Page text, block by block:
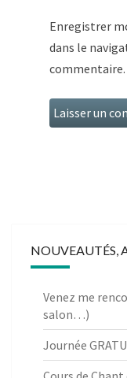
Enregistrer
dans le
commentaire.
NOUVEAUTÉS,
Venez me
salon…)
Journée